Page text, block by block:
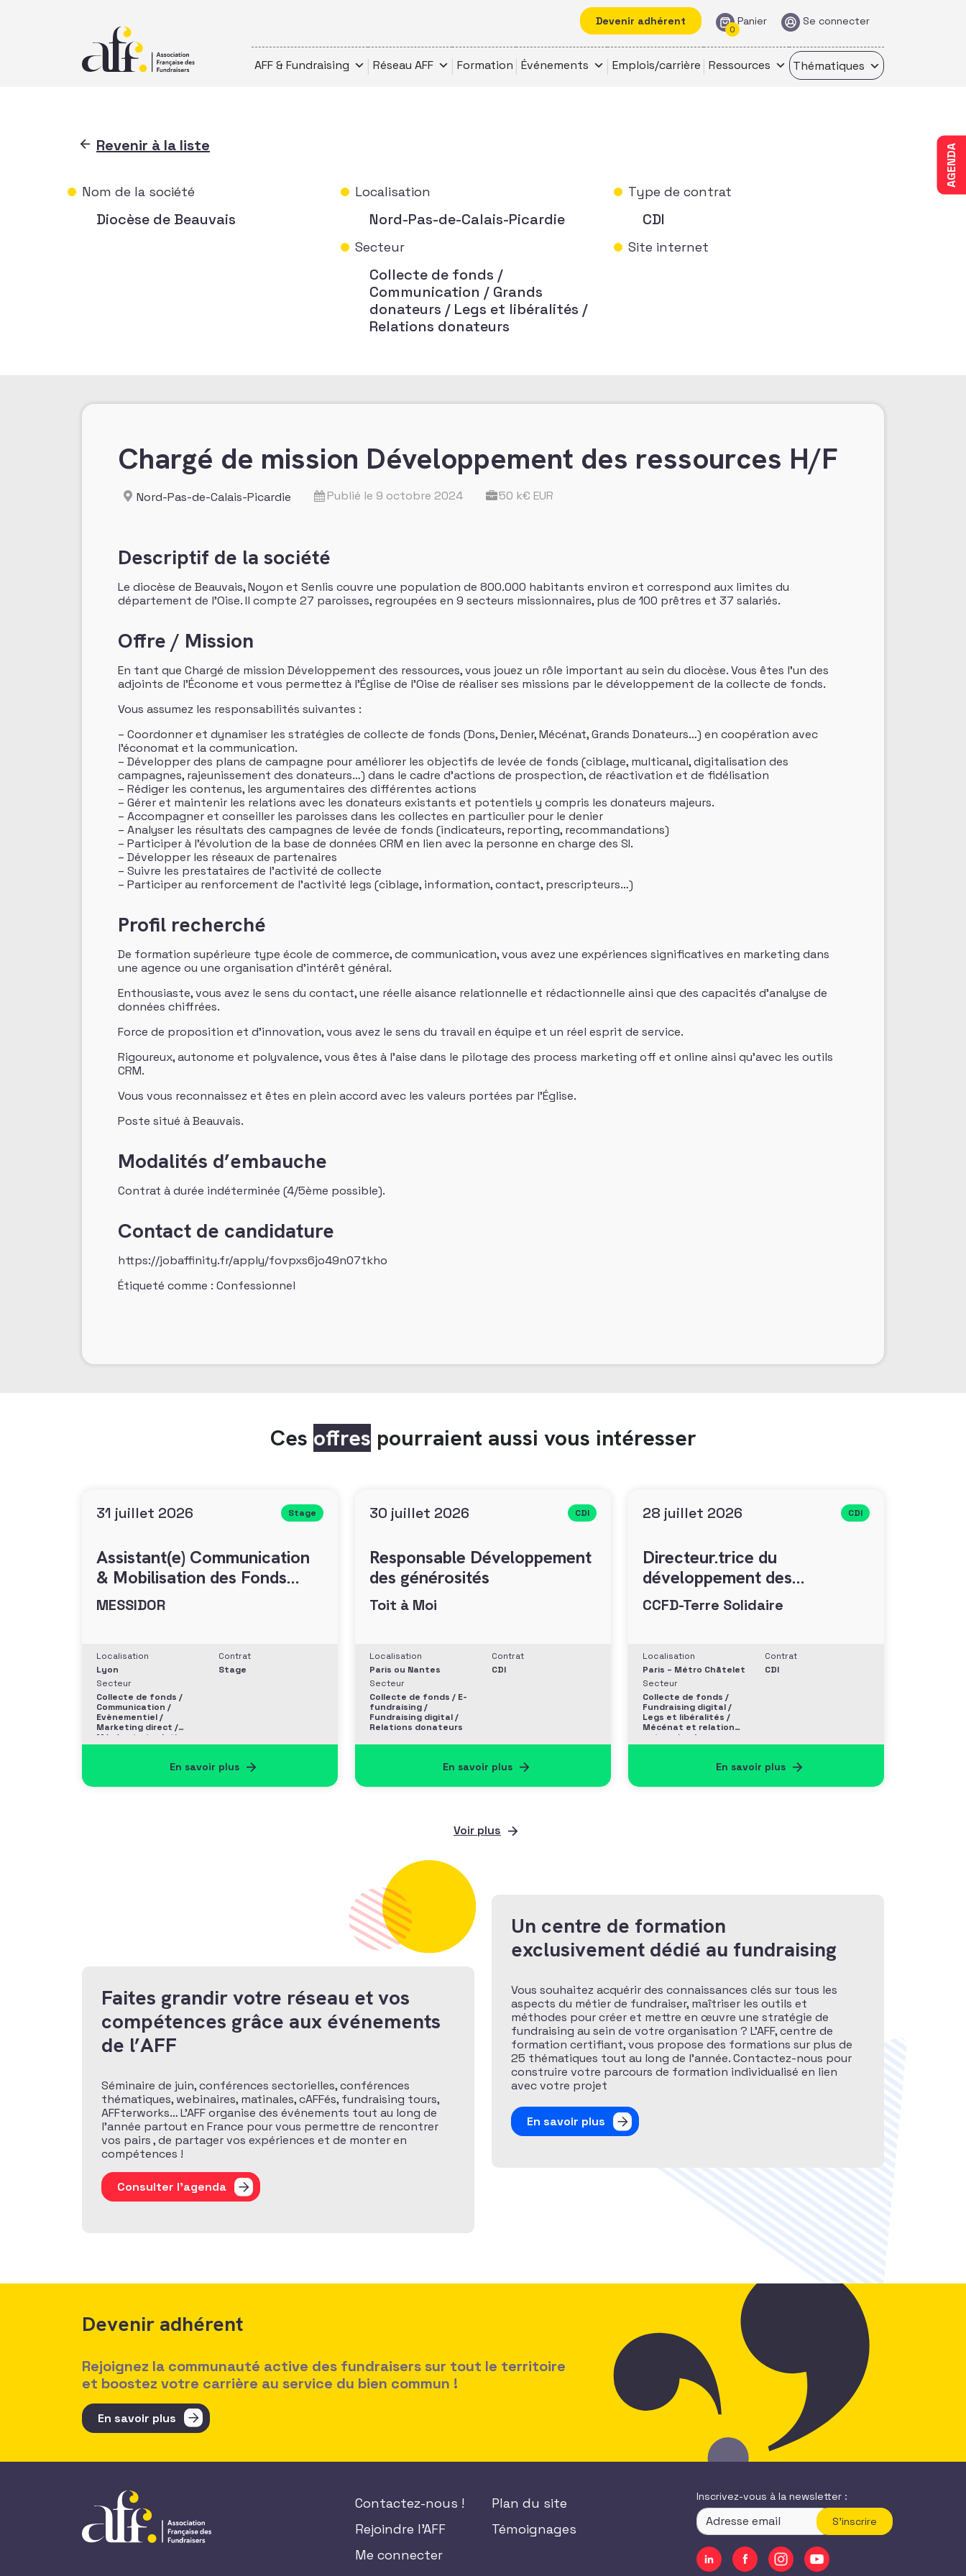
Devenir adhérent Panier
0
Se connecter
AFF & Fundraising Réseau AFF Formation Événements Emplois/carrière Ressources Thématiques
AGENDA
Revenir à la liste
Nom de la société
Diocèse de Beauvais
Localisation
Nord-Pas-de-Calais-Picardie
Secteur
Collecte de fonds /
Communication / Grands
donateurs / Legs et libéralités /
Relations donateurs
Type de contrat
CDI
Site internet
Chargé de mission Développement des ressources H/F
Nord-Pas-de-Calais-Picardie Publié le 9 octobre 2024 50 k€ EUR
Descriptif de la société
Le diocèse de Beauvais, Noyon et Senlis couvre une population de 800.000 habitants environ et correspond aux limites du
département de l’Oise. Il compte 27 paroisses, regroupées en 9 secteurs missionnaires, plus de 100 prêtres et 37 salariés.
Offre / Mission
En tant que Chargé de mission Développement des ressources, vous jouez un rôle important au sein du diocèse. Vous êtes l’un des
adjoints de l’Économe et vous permettez à l’Église de l’Oise de réaliser ses missions par le développement de la collecte de fonds.
Vous assumez les responsabilités suivantes :
– Coordonner et dynamiser les stratégies de collecte de fonds (Dons, Denier, Mécénat, Grands Donateurs…) en coopération avec
l’économat et la communication.
– Développer des plans de campagne pour améliorer les objectifs de levée de fonds (ciblage, multicanal, digitalisation des
campagnes, rajeunissement des donateurs…) dans le cadre d’actions de prospection, de réactivation et de fidélisation
– Rédiger les contenus, les argumentaires des différentes actions
– Gérer et maintenir les relations avec les donateurs existants et potentiels y compris les donateurs majeurs.
– Accompagner et conseiller les paroisses dans les collectes en particulier pour le denier
– Analyser les résultats des campagnes de levée de fonds (indicateurs, reporting, recommandations)
– Participer à l’évolution de la base de données CRM en lien avec la personne en charge des SI.
– Développer les réseaux de partenaires
– Suivre les prestataires de l’activité de collecte
– Participer au renforcement de l’activité legs (ciblage, information, contact, prescripteurs…)
Profil recherché
De formation supérieure type école de commerce, de communication, vous avez une expériences significatives en marketing dans
une agence ou une organisation d’intérêt général.
Enthousiaste, vous avez le sens du contact, une réelle aisance relationnelle et rédactionnelle ainsi que des capacités d’analyse de
données chiffrées.
Force de proposition et d’innovation, vous avez le sens du travail en équipe et un réel esprit de service.
Rigoureux, autonome et polyvalence, vous êtes à l’aise dans le pilotage des process marketing off et online ainsi qu’avec les outils
CRM.
Vous vous reconnaissez et êtes en plein accord avec les valeurs portées par l’Église.
Poste situé à Beauvais.
Modalités d’embauche
Contrat à durée indéterminée (4/5ème possible).
Contact de candidature
https://jobaffinity.fr/apply/fovpxs6jo49n07tkho
Étiqueté comme : Confessionnel
Ces offres pourraient aussi vous intéresser
31 juillet 2026 Stage
Assistant(e) Communication
& Mobilisation des Fonds
(H/F)
MESSIDOR
Localisation
Lyon
Secteur
Collecte de fonds /
Communication /
Evènementiel /
Marketing direct /
Mécénat et relation
entreprise
Contrat
Stage
En savoir plus
30 juillet 2026 CDI
Responsable Développement
des générosités
Toit à Moi
Localisation
Paris ou Nantes
Secteur
Collecte de fonds / E-
fundraising /
Fundraising digital /
Relations donateurs
Contrat
CDI
En savoir plus
28 juillet 2026 CDI
Directeur.trice du
développement des
générosités (F/H)
CCFD-Terre Solidaire
Localisation
Paris – Métro Châtelet
Secteur
Collecte de fonds /
Fundraising digital /
Legs et libéralités /
Mécénat et relation
entreprise /
Philanthropie et
Contrat
CDI
En savoir plus
Voir plus
Faites grandir votre réseau et vos
compétences grâce aux événements
de l’AFF
Séminaire de juin, conférences sectorielles, conférences
thématiques, webinaires, matinales, cAFFés, fundraising tours,
AFFterworks… L’AFF organise des événements tout au long de
l’année partout en France pour vous permettre de rencontrer
vos pairs , de partager vos expériences et de monter en
compétences !
Consulter l'agenda
Un centre de formation
exclusivement dédié au fundraising
Vous souhaitez acquérir des connaissances clés sur tous les
aspects du métier de fundraiser, maîtriser les outils et
méthodes pour créer et mettre en œuvre une stratégie de
fundraising au sein de votre organisation ? L’AFF, centre de
formation certifiant, vous propose des formations sur plus de
25 thématiques tout au long de l’année. Contactez-nous pour
construire votre parcours de formation individualisé en lien
avec votre projet
En savoir plus
Devenir adhérent
Rejoignez la communauté active des fundraisers sur tout le territoire
et boostez votre carrière au service du bien commun !
En savoir plus
Contactez-nous !
Rejoindre l'AFF
Me connecter
Plan du site
Témoignages
Inscrivez-vous à la newsletter :
S'inscrire